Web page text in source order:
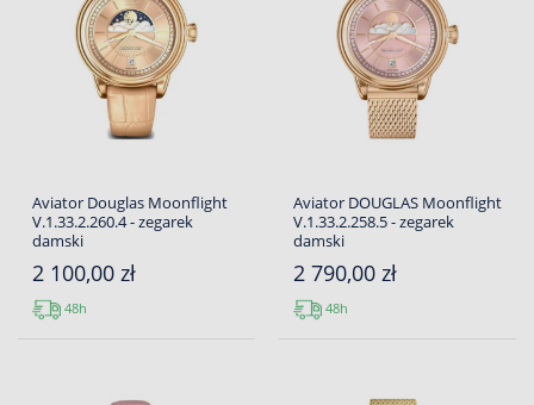
Aviator Douglas Moonflight
V.1.33.2.260.4 - zegarek
damski
2 100,00 zł
48h
Aviator DOUGLAS Moonflight
V.1.33.2.258.5 - zegarek
damski
2 790,00 zł
48h